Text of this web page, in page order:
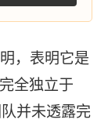
，表明它是
全独立于
并未透露完